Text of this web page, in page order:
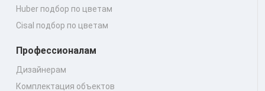
Huber подбор по цветам
Cisal подбор по цветам
Профессионалам
Дизайнерам
Комплектация объектов